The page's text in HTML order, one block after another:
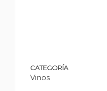
CATEGORÍA
Vinos